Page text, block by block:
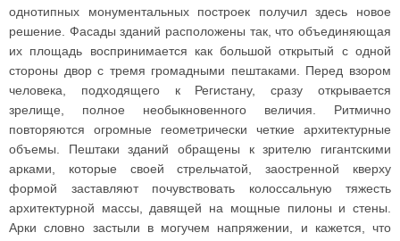
однотипных монументальных построек получил здесь новое
решение. Фасады зданий расположены так, что объединяющая
их площадь воспринимается как большой открытый с одной
стороны двор с тремя громадными пештаками. Перед взором
человека, подходящего к Регистану, сразу открывается
зрелище, полное необыкновенного величия. Ритмично
повторяются огромные геометрически четкие архитектурные
объемы. Пештаки зданий обращены к зрителю гигантскими
арками, которые своей стрельчатой, заостренной кверху
формой заставляют почувствовать колоссальную тяжесть
архитектурной массы, давящей на мощные пилоны и стены.
Арки словно застыли в могучем напряжении, и кажется, что